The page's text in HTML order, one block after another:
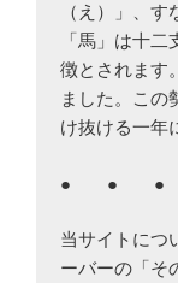
（え）」、
「馬」は十
徴とされます
ました。この
け抜ける一年
● ● ●
当サイトにつ
ーバーの「そ